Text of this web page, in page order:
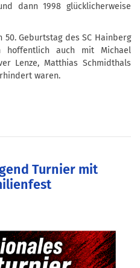
dann 1998 glücklicherweise
Geburtstag des SC Hainberg
hoffentlich auch mit Michael
Lenze, Matthias Schmidthals
waren.
Turnier mit